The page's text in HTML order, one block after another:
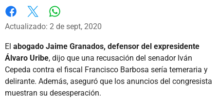
Facebook
X
Actualizado: 2 de sept, 2020
El abogado Jaime Granados, defensor del expresidente
Álvaro Uribe, dijo que una recusación del senador Iván
Cepeda contra el fiscal Francisco Barbosa sería temeraria y
delirante. Además, aseguró que los anuncios del congresista
muestran su desesperación.